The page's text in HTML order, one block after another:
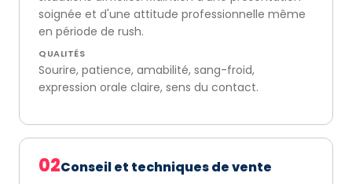
soignée et d'une attitude professionnelle même
en période de rush.
QUALITÉS
Sourire, patience, amabilité, sang-froid,
expression orale claire, sens du contact.
02Conseil et techniques de vente